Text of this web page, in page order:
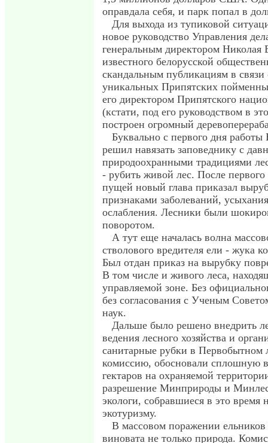
оправдала себя, и парк попал в
Для выхода из тупиковой
новое руководство Управления
генеральным директором Николая
известного белорусской
скандальным публикациям в
уникальных Припятских
его директором Припятского
(кстати, под его руководством в
построен огромный
Буквально с первого дня
решил навязать заповеднику с
природоохранными традициями
- рубить живой лес. После первого
пущей новый глава приказал
признаками заболеваний,
ослабления. Лесники были
поворотом.
А тут еще началась волна
стволового вредителя ели - жука
Был отдан приказ на вырубку
В том числе и живого леса,
управляемой зоне. Без
без согласования с Ученым
наук.
Дальше было решено внедрить
ведения лесного хозяйства и
санитарные рубки в Первобытном
комиссию, обосновали сплошную
гектаров на охраняемой
разрешение Минприроды и
экологи, собравшиеся в это время
экотуризму.
В массовом поражении
виновата не только природа.